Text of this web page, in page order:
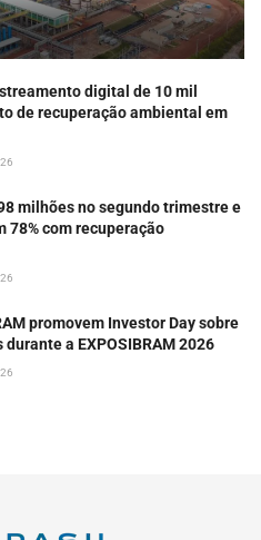
digital de 10 mil
de recuperação ambiental em
milhões no segundo trimestre e
78% com recuperação
promovem Investor Day sobre
a EXPOSIBRAM 2026